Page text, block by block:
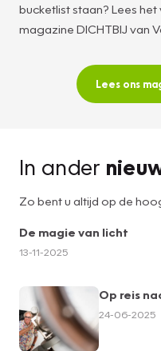
bucketlist staan? Lees
magazine DICHTBIJ van
Lees ons
In ander
Zo bent u altijd op de
De magie van licht
13-11-2025
Op reis
24-06-2025